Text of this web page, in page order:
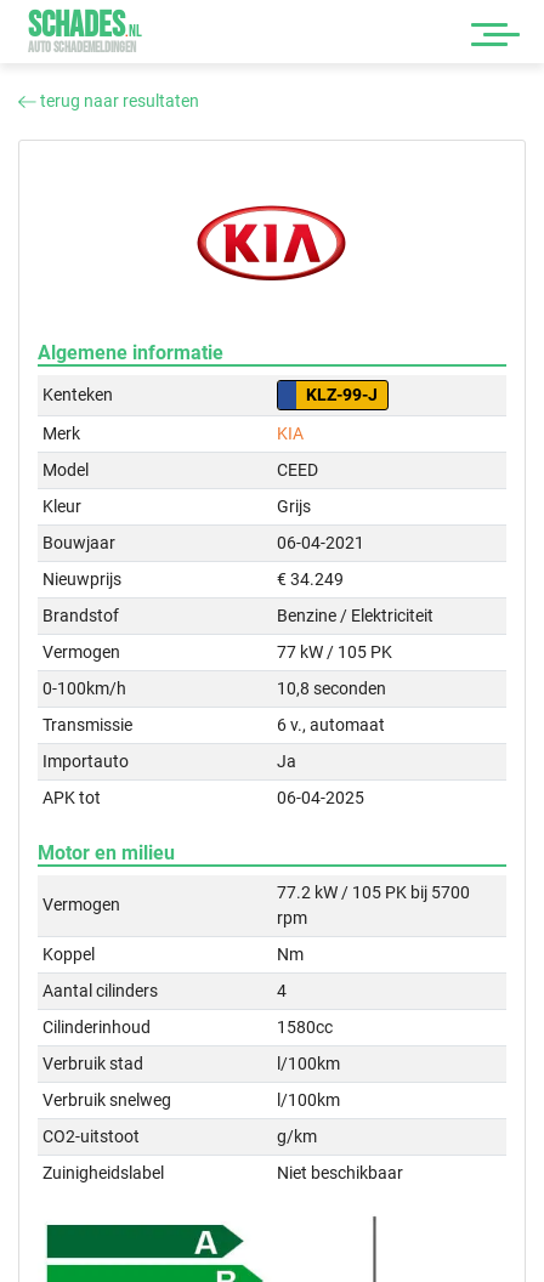
SCHADES.NL
AUTO SCHADEMELDINGEN
terug naar resultaten
Algemene informatie
Kenteken
KLZ-99-J
Merk
KIA
Model
CEED
Kleur
Grijs
Bouwjaar
06-04-2021
Nieuwprijs
€ 34.249
Brandstof
Benzine / Elektriciteit
Vermogen
77 kW / 105 PK
0-100km/h
10,8 seconden
Transmissie
6 v., automaat
Importauto
Ja
APK tot
06-04-2025
Motor en milieu
Vermogen
77.2 kW / 105 PK bij 5700
rpm
Koppel
Nm
Aantal cilinders
4
Cilinderinhoud
1580cc
Verbruik stad
l/100km
Verbruik snelweg
l/100km
CO2-uitstoot
g/km
Zuinigheidslabel
Niet beschikbaar